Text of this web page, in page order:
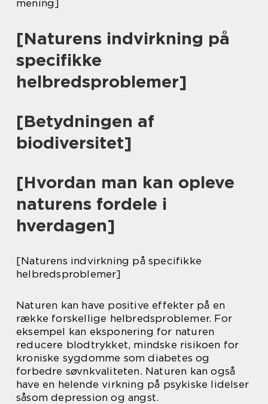
mening]
[Naturens indvirkning på
specifikke
helbredsproblemer]
[Betydningen af
biodiversitet]
[Hvordan man kan opleve
naturens fordele i
hverdagen]
[Naturens indvirkning på specifikke
helbredsproblemer]
Naturen kan have positive effekter på en
række forskellige helbredsproblemer. For
eksempel kan eksponering for naturen
reducere blodtrykket, mindske risikoen for
kroniske sygdomme som diabetes og
forbedre søvnkvaliteten. Naturen kan også
have en helende virkning på psykiske lidelser
såsom depression og angst.